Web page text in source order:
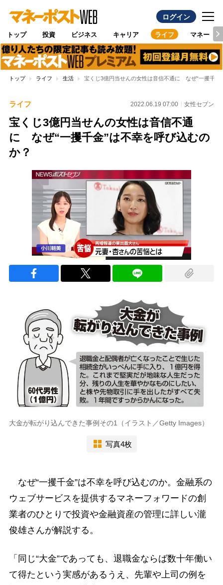
ログイン
トップ 投資 ビジネス キャリア ライフ マネー
トップ ライフ 生活 宝くじ3億円当せんの女性は音信不通に なぜ“一攫千金
ライフ 2022.06.19 07:00 女性セブン
宝くじ3億円当せんの女性は音信不通
に なぜ“一攫千金”は不幸を呼び込むの
か？
大金が転がり込んできた事例その1（イラスト／Getty Images）
写真4枚
なぜ“一攫千金”は不幸を呼び込むのか。金融系の
ウェブサービスを提供するマネーフォワードの創
業者のひとりで投資や金融資産の管理に詳しい瀧
俊雄さんが解説する。
「同じ“大金”であっても、退職金ならば数十年働い
て得たという実感があるうえ、先輩や上司の例を